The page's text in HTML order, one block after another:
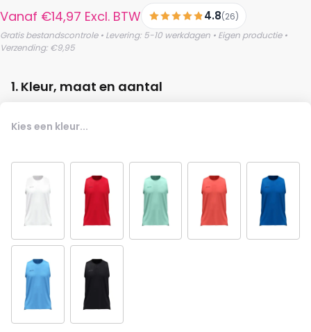
Vanaf €14,97 Excl. BTW 4.8(26)
Gratis bestandscontrole • Levering: 5-10 werkdagen • Eigen productie •
Verzending: €9,95
1. Kleur, maat en aantal
Kies een kleur...